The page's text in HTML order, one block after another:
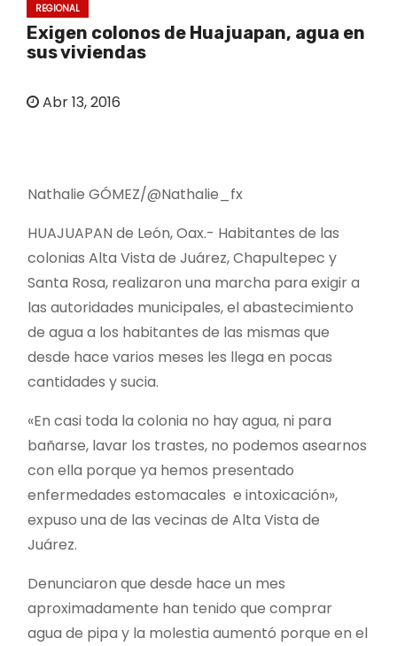
REGIONAL
Exigen colonos de Huajuapan, agua en
sus viviendas
Abr 13, 2016
Nathalie GÓMEZ/@Nathalie_fx
HUAJUAPAN de León, Oax.- Habitantes de las
colonias Alta Vista de Juárez, Chapultepec y
Santa Rosa, realizaron una marcha para exigir a
las autoridades municipales, el abastecimiento
de agua a los habitantes de las mismas que
desde hace varios meses les llega en pocas
cantidades y sucia.
«En casi toda la colonia no hay agua, ni para
bañarse, lavar los trastes, no podemos asearnos
con ella porque ya hemos presentado
enfermedades estomacales e intoxicación»,
expuso una de las vecinas de Alta Vista de
Juárez.
Denunciaron que desde hace un mes
aproximadamente han tenido que comprar
agua de pipa y la molestia aumentó porque en el